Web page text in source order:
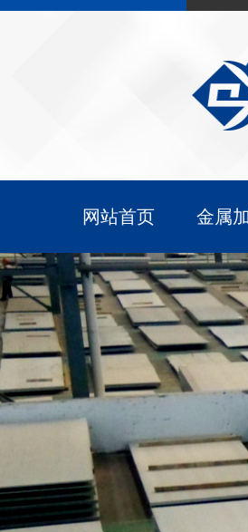
网站首页 金属